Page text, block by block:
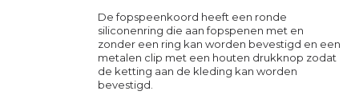
De fopspeenkoord heeft een ronde
siliconenring die aan fopspenen met en
zonder een ring kan worden bevestigd en een
metalen clip met een houten drukknop zodat
de ketting aan de kleding kan worden
bevestigd.